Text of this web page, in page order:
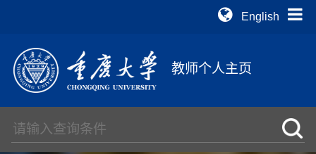
English
教师个人主页